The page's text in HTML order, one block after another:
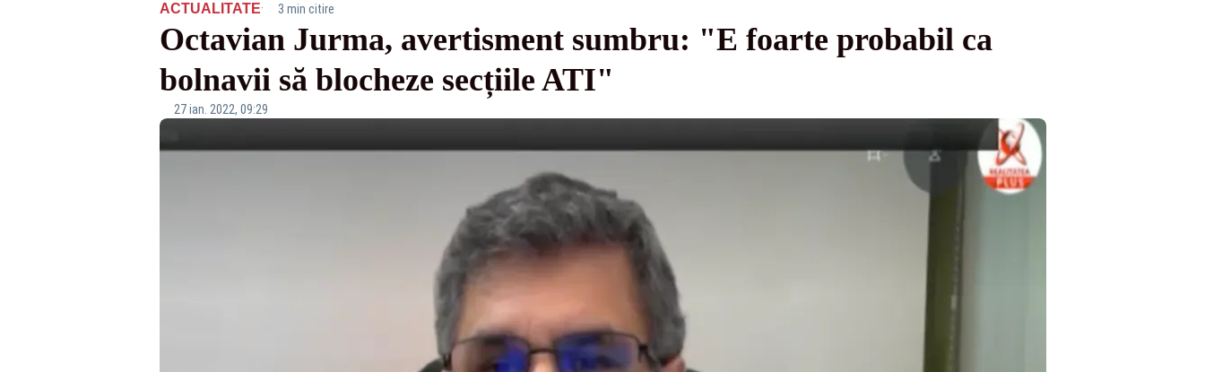
ACTUALITATE· 3 min citire
Octavian Jurma, avertisment sumbru: "E foarte probabil ca
bolnavii să blocheze secțiile ATI"
27 ian. 2022, 09:29